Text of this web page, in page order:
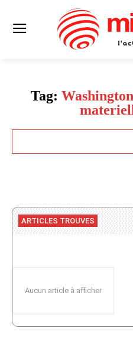
Tag:
ARTICLES TROUVES
Aucun article à afficher